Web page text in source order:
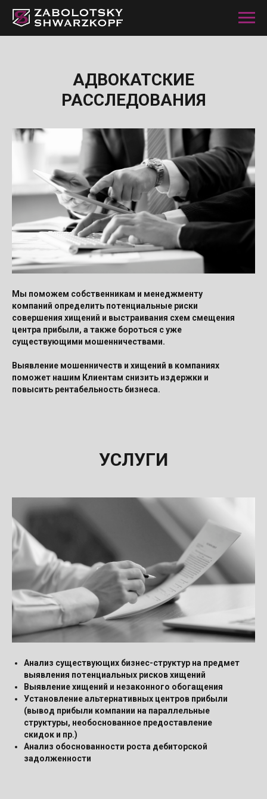
АДВОКАТСКИЕ
РАССЛЕДОВАНИЯ
Мы поможем собственникам и менеджменту
компаний определить потенциальные риски
совершения хищений и выстраивания схем смещения
центра прибыли, а также бороться с уже
существующими мошенничествами.
Выявление мошенничеств и хищений в компаниях
поможет нашим Клиентам снизить издержки и
повысить рентабельность бизнеса.
УСЛУГИ
Анализ существующих бизнес-структур на предмет
выявления потенциальных рисков хищений
Выявление хищений и незаконного обогащения
Установление альтернативных центров прибыли
(вывод прибыли компании на параллельные
структуры, необоснованное предоставление
скидок и пр.)
Анализ обоснованности роста дебиторской
задолженности